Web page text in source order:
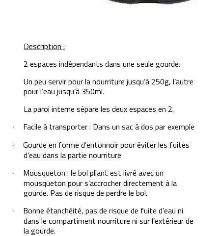
Description :
2 espaces indépendants dans une seule gourde.
Un peu servir pour la nourriture jusqu’à 250g, l’autre
pour l’eau jusqu’à 350ml.
La paroi interne sépare les deux espaces en 2.
· Facile à transporter : Dans un sac à dos par exemple
·
Gourde en forme d’entonnoir pour éviter les fuites
d’eau dans la partie nourriture
·
Mousqueton : le bol pliant est livré avec un
mousqueton pour s’accrocher directement à la
gourde. Pas de risque de perdre le bol.
·
Bonne étanchéité, pas de risque de fuite d’eau ni
dans le compartiment nourriture ni sur l’extérieur de
la gourde.